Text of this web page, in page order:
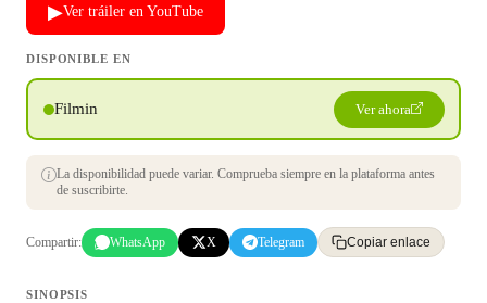
▶Ver tráiler en YouTube
DISPONIBLE EN
Filmin Ver ahora
La disponibilidad puede variar. Comprueba siempre en la plataforma antes
de suscribirte.
Compartir: WhatsApp X Telegram Copiar enlace
SINOPSIS